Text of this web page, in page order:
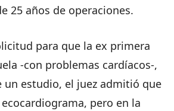
25 años de operaciones.
para que la ex primera
-con problemas cardíacos-,
un estudio, el juez admitió que
pero en la